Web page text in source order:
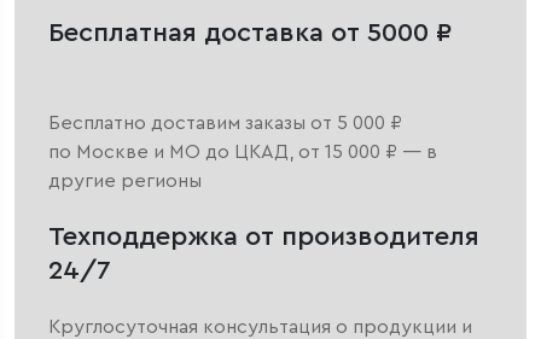
Бесплатная доставка от 5000 ₽
Бесплатно доставим заказы от 5 000 ₽
по Москве и МО до ЦКАД, от 15 000 ₽ — в
другие регионы
Техподдержка от производителя
24/7
Круглосуточная консультация о продукции и